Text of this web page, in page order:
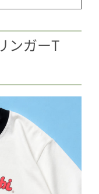
ンガーT